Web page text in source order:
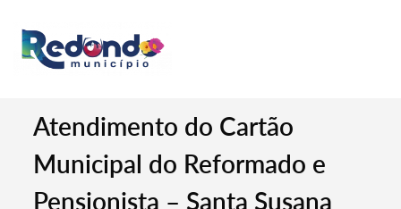
Atendimento do Cartão
Municipal do Reformado e
Pensionista – Santa Susana